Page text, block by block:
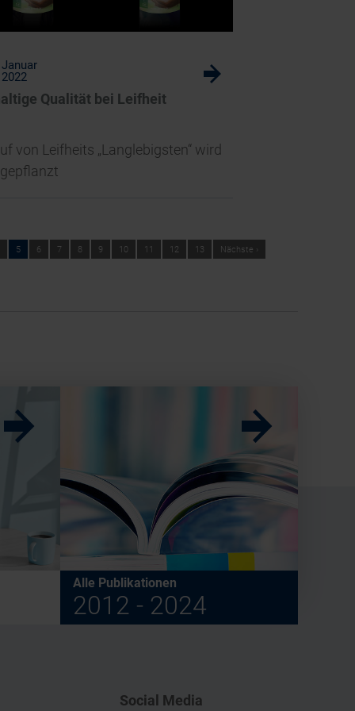
Januar
2022
w
Qualität bei Leifheit
von Leifheits „Langlebigsten“ wird
5 6 7 8 9 10 11 12 13 Nächste ›
w
Alle Publikationen
2012 - 2024
w
Social Media